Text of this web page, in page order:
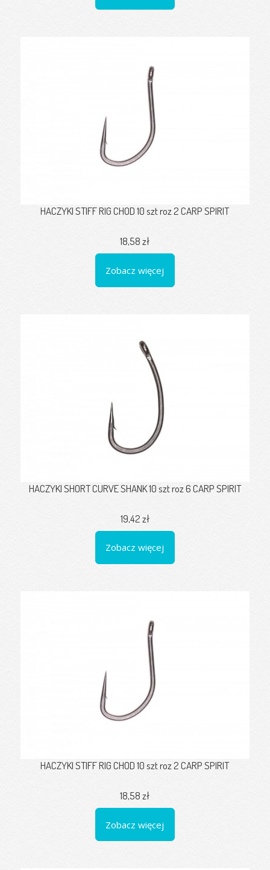
HACZYKI STIFF RIG CHOD 10 szt roz 2 CARP SPIRIT
18,58 zł
Zobacz więcej
HACZYKI SHORT CURVE SHANK 10 szt roz 6 CARP SPIRIT
19,42 zł
Zobacz więcej
HACZYKI STIFF RIG CHOD 10 szt roz 2 CARP SPIRIT
18,58 zł
Zobacz więcej